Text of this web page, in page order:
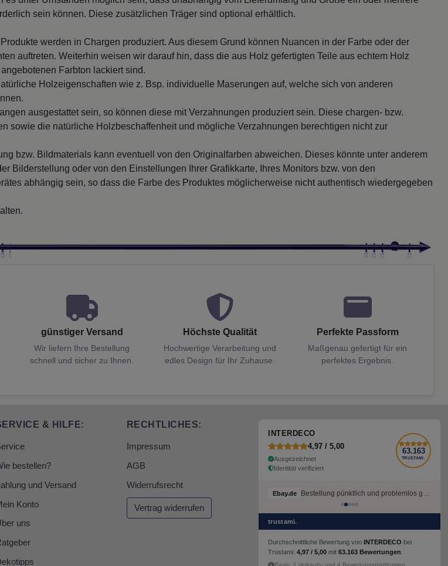
sein können. Diese zusätzlichen Träger sind optional erhältlich.
werden in Chargen produziert. Aus diesem Grund können Nuancen in der Farbe oder der
auftreten. Weiterhin weisen wir darauf hin, dass die aus Holz gefertigten Teile aus echtem Holz
Farbton lackiert sind.
Holzeigenschaften wie z. Bsp. individuelle Maserungen auf, welche sich von anderen
ausgestattet sein, so können diese mit Verzahnungen produziert sein. Diese chargen- bzw.
sowie die natürliche Holzbeschaffenheit und mögliche Verzahnungen berechtigen nicht zur
bzw. Bildmaterials kann eventuell von den Originalfarben abweichen. Dieses könnte unter anderem
Bilderstellung oder von den Einstellungen Ihrer Grafikkarte, Ihres Monitors bzw. von den
abhängig sein, so dass die Farbe des Produktes möglicherweise nicht authentisch wiedergegeben
günstiger Versand
Wir liefern Ihre Bestellung
schnell und sicher zu Ihnen.
Höchste Qualität
Hochwertige Verarbeitung und
edles Design für Ihr Zuhause.
Perfekte Passform
Maßgenau gefertigt für ein
perfektes Ergebnis.
& HILFE:
bestellen?
und Versand
Konto
uns
RECHTLICHES:
Impressum
AGB
Widerrufsrecht
Vertrag widerrufen
INTERDECO
4,97 / 5,00
Ausgezeichnet
Identität verifiziert
63.163
TRUSTAMI.
Ebay.de Bestellung pünktlich und problemlos geliefert
trustami.
Durchschnittliche Bewertung von INTERDECO bei
Trustami: 4,97 / 5,00 mit 63.163 Bewertungen
Basis: 3 Verkaufs- und 4 Bewertungsplattformen